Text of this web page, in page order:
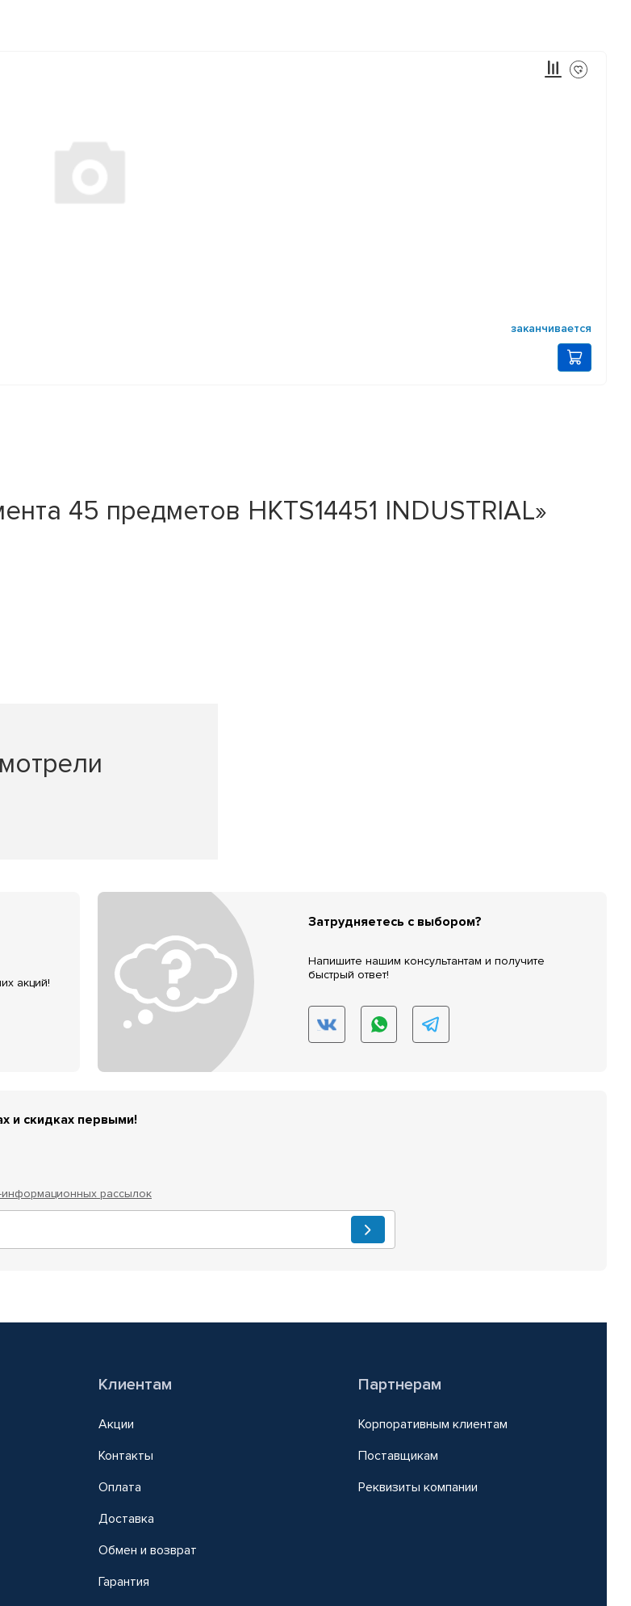
заканчивается
45 предметов HKTS14451 INDUSTRIAL»
акций!
Затрудняетесь с выбором?
Напишите нашим консультантам и получите
быстрый ответ!
и скидках первыми!
рассылок
Клиентам
Акции
Контакты
Оплата
Доставка
Обмен и возврат
Гарантия
Партнерам
Корпоративным клиентам
Поставщикам
Реквизиты компании